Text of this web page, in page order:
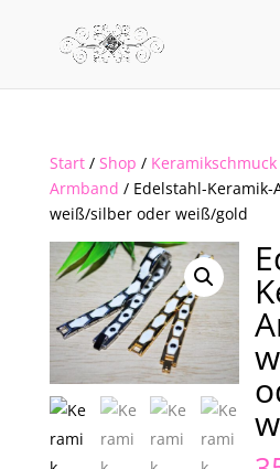
Start/ Shop / Keramikschmuck
Armband / Edelstahl-Keramik-
weiß/silber oder weiß/gold